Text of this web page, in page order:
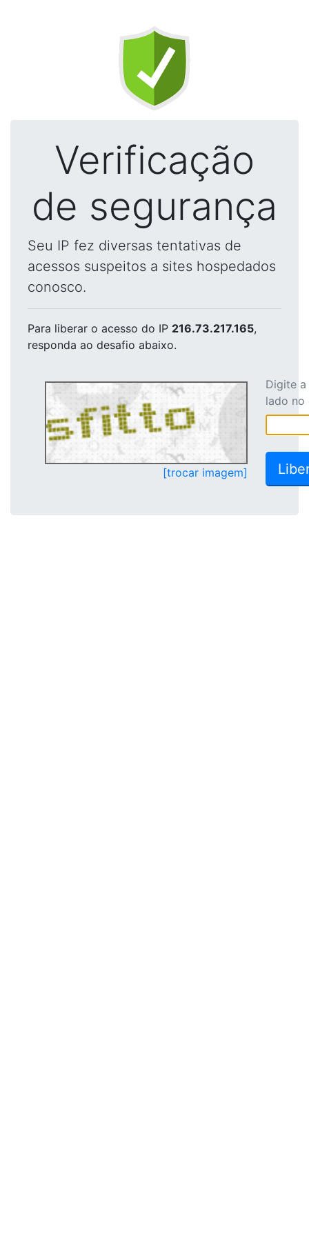
Verificação
de segurança
Seu IP fez diversas tentativas de
acessos suspeitos a sites hospedados
conosco.
Para liberar o acesso do IP 216.73.217.165,
responda ao desafio abaixo.
[trocar imagem]
Digite
lado no